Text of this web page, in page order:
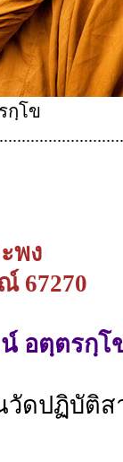
กฺโข
พง
67270
อตฺตรกฺโ
วัดปฏิบัติ